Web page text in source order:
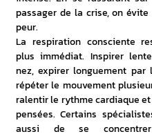
passager de la crise, on évite
peur.
La respiration consciente
plus immédiat. Inspirer
nez, expirer longuement par
répéter le mouvement
ralentir le rythme cardiaque
pensées. Certains
aussi de se